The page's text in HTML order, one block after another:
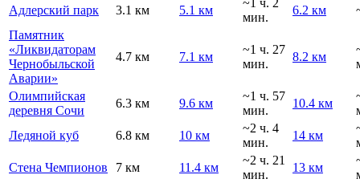
Адлерский парк 3.1 км 5.1 км
мин.
6.2 км
Памятник
«Ликвидаторам
Чернобыльской
Аварии»
4.7 км 7.1 км
~1 ч. 27
мин.
8.2 км
Олимпийская
деревня Сочи
6.3 км 9.6 км
~1 ч. 57
мин.
10.4 км
Ледяной куб
6.8 км 10 км
~2 ч. 4
мин.
14 км
Стена Чемпионов
7 км 11.4 км
~2 ч. 21
мин.
13 км